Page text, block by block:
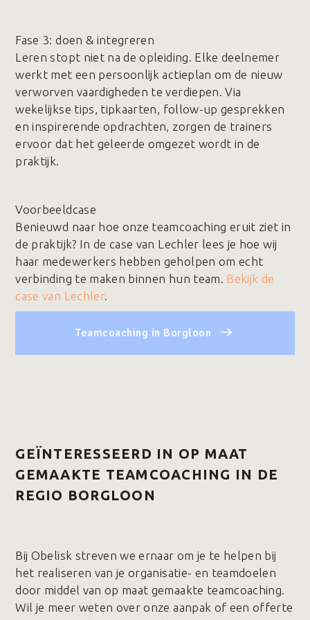
Fase 3️: doen & integreren
Leren stopt niet na de opleiding. Elke deelnemer
werkt met een persoonlijk actieplan om de nieuw
verworven vaardigheden te verdiepen. Via
wekelijkse tips, tipkaarten, follow-up gesprekken
en inspirerende opdrachten, zorgen de trainers
ervoor dat het geleerde omgezet wordt in de
praktijk.
Voorbeeldcase
Benieuwd naar hoe onze teamcoaching eruit ziet in
de praktijk? In de case van Lechler lees je hoe wij
haar medewerkers hebben geholpen om echt
verbinding te maken binnen hun team. Bekijk de
case van Lechler.
Teamcoaching in Borgloon
GEÏNTERESSEERD IN OP MAAT
GEMAAKTE TEAMCOACHING IN DE
REGIO BORGLOON
Bij Obelisk streven we ernaar om je te helpen bij
het realiseren van je organisatie- en teamdoelen
door middel van op maat gemaakte teamcoaching.
Wil je meer weten over onze aanpak of een offerte